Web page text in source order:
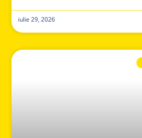
iulie 29, 2026